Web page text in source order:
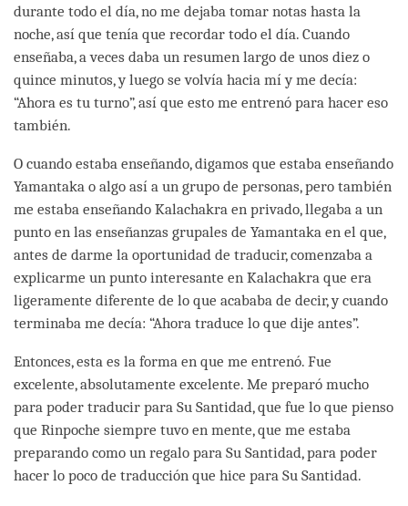
durante todo el día, no me dejaba tomar notas hasta la
noche, así que tenía que recordar todo el día. Cuando
enseñaba, a veces daba un resumen largo de unos diez o
quince minutos, y luego se volvía hacia mí y me decía:
“Ahora es tu turno”, así que esto me entrenó para hacer eso
también.
O cuando estaba enseñando, digamos que estaba enseñando
Yamantaka o algo así a un grupo de personas, pero también
me estaba enseñando Kalachakra en privado, llegaba a un
punto en las enseñanzas grupales de Yamantaka en el que,
antes de darme la oportunidad de traducir, comenzaba a
explicarme un punto interesante en Kalachakra que era
ligeramente diferente de lo que acababa de decir, y cuando
terminaba me decía: “Ahora traduce lo que dije antes”.
Entonces, esta es la forma en que me entrenó. Fue
excelente, absolutamente excelente. Me preparó mucho
para poder traducir para Su Santidad, que fue lo que pienso
que Rinpoche siempre tuvo en mente, que me estaba
preparando como un regalo para Su Santidad, para poder
hacer lo poco de traducción que hice para Su Santidad.